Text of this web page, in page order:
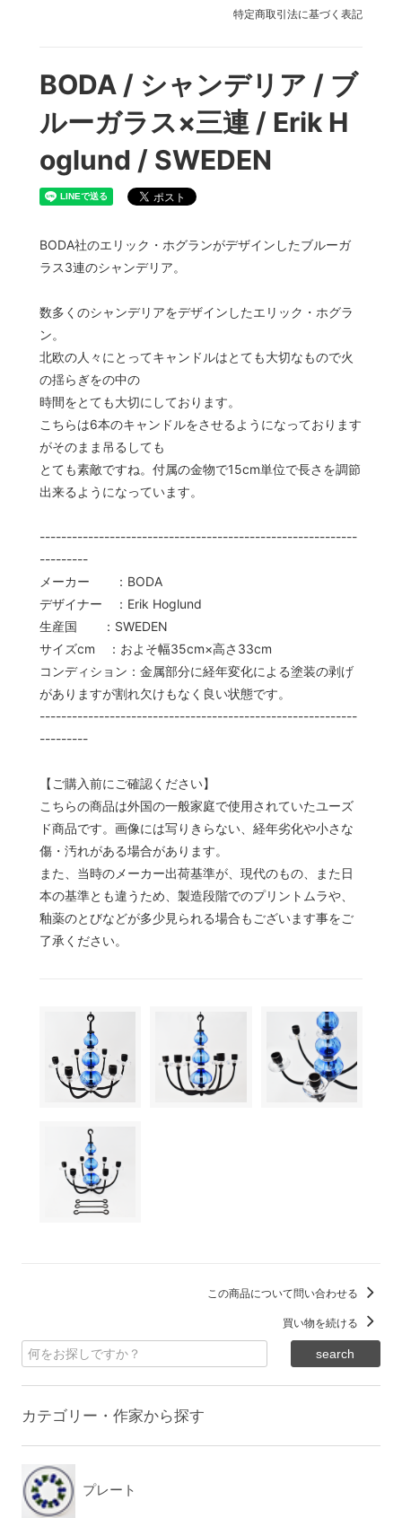
特定商取引法に基づく表記
BODA / シャンデリア / ブ
ルーガラス×三連 / Erik H
oglund / SWEDEN
BODA社のエリック・ホグランがデザインしたブルーガ
ラス3連のシャンデリア。
数多くのシャンデリアをデザインしたエリック・ホグラ
ン。
北欧の人々にとってキャンドルはとても大切なもので火
の揺らぎをの中の
時間をとても大切にしております。
こちらは6本のキャンドルをさせるようになっております
がそのまま吊るしても
とても素敵ですね。付属の金物で15cm単位で長さを調節
出来るようになっています。
-----------------------------------------------------------
---------
メーカー ：BODA
デザイナー ：Erik Hoglund
生産国 ：SWEDEN
サイズcm ：およそ幅35cm×高さ33cm
コンディション：金属部分に経年変化による塗装の剥げ
がありますが割れ欠けもなく良い状態です。
-----------------------------------------------------------
---------
【ご購入前にご確認ください】
こちらの商品は外国の一般家庭で使用されていたユーズ
ド商品です。画像には写りきらない、経年劣化や小さな
傷・汚れがある場合があります。
また、当時のメーカー出荷基準が、現代のもの、また日
本の基準とも違うため、製造段階でのプリントムラや、
釉薬のとびなどが多少見られる場合もございます事をご
了承ください。
この商品について問い合わせる
買い物を続ける
カテゴリー・作家から探す
プレート